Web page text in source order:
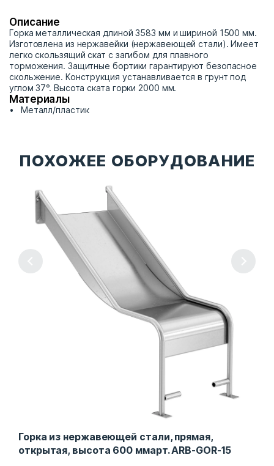
Описание
Горка металлическая длиной 3583 мм и шириной 1500 мм.
Изготовлена из нержавейки (нержавеющей стали). Имеет
легко скользящий скат с загибом для плавного
торможения. Защитные бортики гарантируют безопасное
скольжение. Конструкция устанавливается в грунт под
углом 37°. Высота ската горки 2000 мм.
Материалы
Металл/пластик
ПОХОЖЕЕ ОБОРУДОВАНИЕ
Горка из нержавеющей стали, прямая,
открытая, высота 600 ммарт. ARB-GOR-15